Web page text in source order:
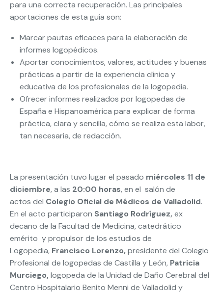
para una correcta recuperación. Las principales
aportaciones de esta guía son:
Marcar pautas eficaces para la elaboración de
informes logopédicos.
Aportar conocimientos, valores, actitudes y buenas
prácticas a partir de la experiencia clínica y
educativa de los profesionales de la logopedia.
Ofrecer informes realizados por logopedas de
España e Hispanoamérica para explicar de forma
práctica, clara y sencilla, cómo se realiza esta labor,
tan necesaria, de redacción.
La presentación tuvo lugar el pasado miércoles 11 de
diciembre, a las 20:00 horas, en el salón de
actos del Colegio Oficial de Médicos de Valladolid.
En el acto participaron Santiago Rodríguez, ex
decano de la Facultad de Medicina, catedrático
emérito y propulsor de los estudios de
Logopedia, Francisco Lorenzo, presidente del Colegio
Profesional de logopedas de Castilla y León, Patricia
Murciego, logopeda de la Unidad de Daño Cerebral del
Centro Hospitalario Benito Menni de Valladolid y